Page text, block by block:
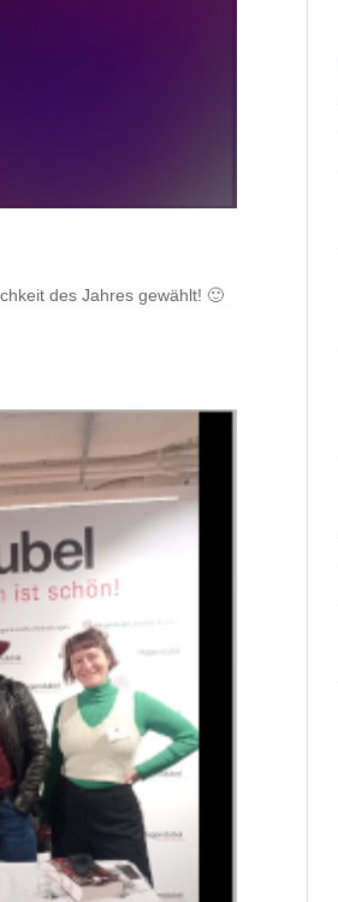
des Jahres gewählt! 🙂